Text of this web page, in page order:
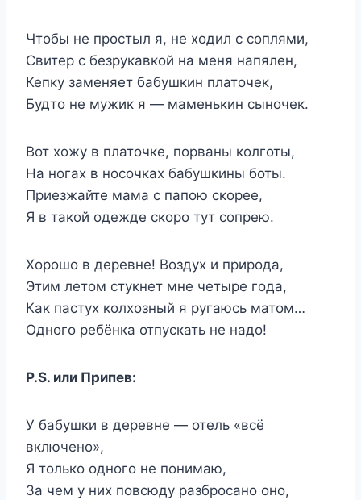
Чтобы не простыл я, не ходил с соплями,
Свитер с безрукавкой на меня напялен,
Кепку заменяет бабушкин платочек,
Будто не мужик я — маменькин сыночек.
Вот хожу в платочке, порваны колготы,
На ногах в носочках бабушкины боты.
Приезжайте мама с папою скорее,
Я в такой одежде скоро тут сопрею.
Хорошо в деревне! Воздух и природа,
Этим летом стукнет мне четыре года,
Как пастух колхозный я ругаюсь матом…
Одного ребёнка отпускать не надо!
Р.S. или Припев:
У бабушки в деревне — отель «всё
включено»,
Я только одного не понимаю,
За чем у них повсюду разбросано оно,